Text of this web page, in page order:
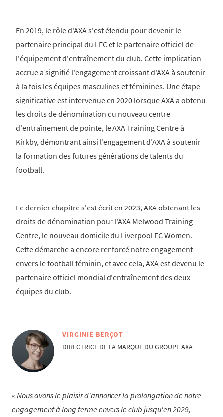
En 2019, le rôle d'AXA s'est étendu pour devenir le
partenaire principal du LFC et le partenaire officiel de
l'équipement d'entraînement du club. Cette implication
accrue a signifié l'engagement croissant d'AXA à soutenir
à la fois les équipes masculines et féminines. Une étape
significative est intervenue en 2020 lorsque AXA a obtenu
les droits de dénomination du nouveau centre
d'entraînement de pointe, le AXA Training Centre à
Kirkby, démontrant ainsi l’engagement d’AXA à soutenir
la formation des futures générations de talents du
football.
Le dernier chapitre s'est écrit en 2023, AXA obtenant les
droits de dénomination pour l'AXA Melwood Training
Centre, le nouveau domicile du Liverpool FC Women.
Cette démarche a encore renforcé notre engagement
envers le football féminin, et avec cela, AXA est devenu le
partenaire officiel mondial d'entraînement des deux
équipes du club.
VIRGINIE BERÇOT
DIRECTRICE DE LA MARQUE DU GROUPE AXA
Nous avons le plaisir d'annoncer la prolongation de notre
engagement à long terme envers le club jusqu'en 2029,